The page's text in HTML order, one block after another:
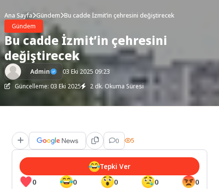
Ana Sayfa Gündem Bu cadde İzmit’in çehresini değiştirecek
Gündem
Bu cadde İzmit’in çehresini
değiştirecek
Admin
03 Eki 2025 09:23
Güncelleme: 03 Eki 2025
2 dk. Okuma Süresi
0 5
0 0 0 0 0
Tepki Ver